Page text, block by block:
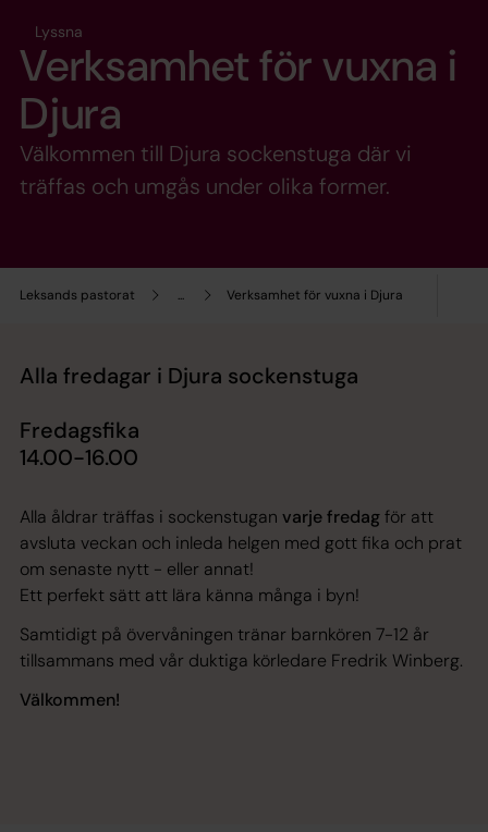
Leksands pastorat ... Verksamhet för vuxna i Djura
Lyssna
Verksamhet för vuxna i
Djura
Välkommen till Djura sockenstuga där vi
träffas och umgås under olika former.
Alla fredagar i Djura sockenstuga
Fredagsfika
14.00-16.00
Alla åldrar träffas i sockenstugan varje fredagför att
avsluta veckan och inleda helgen med gott fika och prat
om senaste nytt - eller annat!
Ett perfekt sätt att lära känna många i byn!
Samtidigt på övervåningen tränar barnkören 7-12 år
tillsammans med vår duktiga körledare Fredrik Winberg.
Välkommen!